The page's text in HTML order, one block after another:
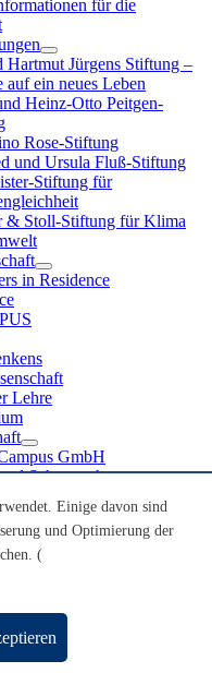
für die
Hartmut Jürgens Stiftung –
auf ein neues Leben
Heinz-Otto Peitgen-
Rose-Stiftung
und Ursula Fluß-Stiftung
Stiftung für
& Stoll-Stiftung für Klima
in Residence
Lehre
GmbH
Schutzrechte
Universität Bremen
der Universität Bremen
Schüler
Einige davon sind
und Optimierung der
(